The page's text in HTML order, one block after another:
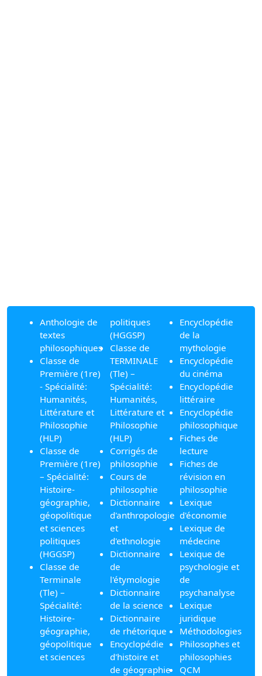
Anthologie de
textes
philosophiques
Classe de
Première (1re)
- Spécialité:
Humanités,
Littérature et
Philosophie
(HLP)
Classe de
Première (1re)
– Spécialité:
Histoire-
géographie,
géopolitique
et sciences
politiques
(HGGSP)
Classe de
Terminale
(Tle) –
Spécialité:
Histoire-
géographie,
géopolitique
et sciences
politiques
(HGGSP)
Classe de
TERMINALE
(Tle) –
Spécialité:
Humanités,
Littérature et
Philosophie
(HLP)
Corrigés de
philosophie
Cours de
philosophie
Dictionnaire
d'anthropologie
et
d'ethnologie
Dictionnaire
de
l'étymologie
Dictionnaire
de la science
Dictionnaire
de rhétorique
Encyclopédie
d'histoire et
de géographie
Encyclopédie
de la
mythologie
Encyclopédie
du cinéma
Encyclopédie
littéraire
Encyclopédie
philosophique
Fiches de
lecture
Fiches de
révision en
philosophie
Lexique
d'économie
Lexique de
médecine
Lexique de
psychologie et
de
psychanalyse
Lexique
juridique
Méthodologies
Philosophes et
philosophies
QCM